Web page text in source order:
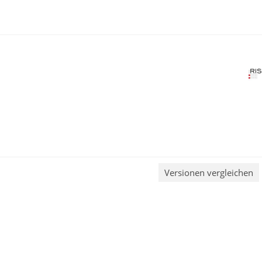
Versionen vergleichen